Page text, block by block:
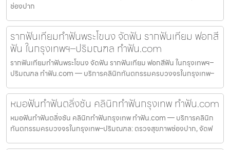
ช่องปาก
รากฟันเทียมทำฟันพระโขนง จัดฟัน รากฟันเทียม ฟอกสี
ฟัน ในกรุงเทพฯ–ปริมณฑล ทำฟัน.com
รากฟันเทียมทำฟันพระโขนง จัดฟัน รากฟันเทียม ฟอกสีฟัน ในกรุงเทพฯ–
ปริมณฑล ทำฟัน.com — บริการคลินิกทันตกรรมครบวงจรในกรุงเทพ–
หมอฟันทำฟันตลิ่งชัน คลินิกทำฟันกรุงเทพ ทำฟัน.com
หมอฟันทำฟันตลิ่งชัน คลินิกทำฟันกรุงเทพ ทำฟัน.com — บริการคลินิก
ทันตกรรมครบวงจรในกรุงเทพ–ปริมณฑล: ตรวจสุขภาพช่องปาก, จัดฟ